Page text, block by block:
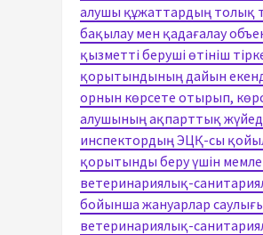
алушы құжаттардың толық
бақылау мен қадағалау
қызметті беруші өтініш
қорытындының дайын
орнын көрсете отырып,
алушының ақпарттық
инспектордың ЭЦҚ-сы
қорытынды беру үшін
ветеринариялық-
бойынша жануарлар саулығы
ветеринариялық-